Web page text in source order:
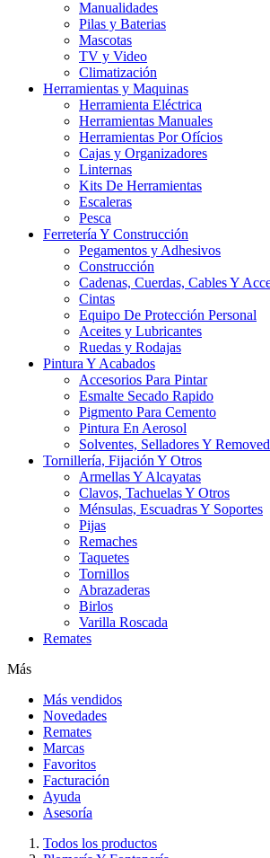
Manualidades
Pilas y Baterias
Mascotas
TV y Video
Climatización
Herramientas y Maquinas
Herramienta Eléctrica
Herramientas Manuales
Herramientas Por Ofícios
Cajas y Organizadores
Linternas
Kits De Herramientas
Escaleras
Pesca
Ferretería Y Construcción
Pegamentos y Adhesivos
Construcción
Cadenas, Cuerdas, Cables Y
Cintas
Equipo De Protección Personal
Aceites y Lubricantes
Ruedas y Rodajas
Pintura Y Acabados
Accesorios Para Pintar
Esmalte Secado Rapido
Pigmento Para Cemento
Pintura En Aerosol
Solventes, Selladores Y
Tornillería, Fijación Y Otros
Armellas Y Alcayatas
Clavos, Tachuelas Y Otros
Ménsulas, Escuadras Y Soportes
Pijas
Remaches
Taquetes
Tornillos
Abrazaderas
Birlos
Varilla Roscada
Remates
Más
Más vendidos
Novedades
Remates
Marcas
Favoritos
Facturación
Ayuda
Asesoría
Todos los productos